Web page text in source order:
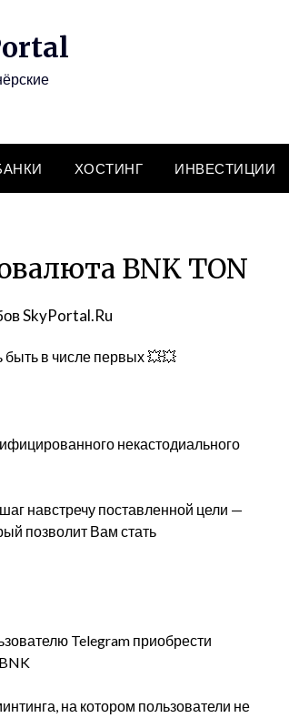
ХОСТИНГ ИНВЕСТИЦИИ
BNK TON
SkyPortal.Ru
быть в числе первых 💥💥
некастодиального
навстречу поставленной цели —
позволит Вам стать
Telegram приобрести
на котором пользователи не